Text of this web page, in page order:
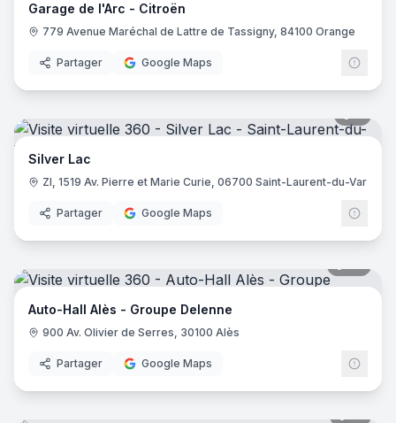
Garage de l'Arc - Citroën
779 Avenue Maréchal de Lattre de Tassigny, 84100 Orange
Partager Google Maps
Silver Lac
ZI, 1519 Av. Pierre et Marie Curie, 06700 Saint-Laurent-du-Var
Partager Google Maps
Auto-Hall Alès - Groupe Delenne
900 Av. Olivier de Serres, 30100 Alès
Partager Google Maps